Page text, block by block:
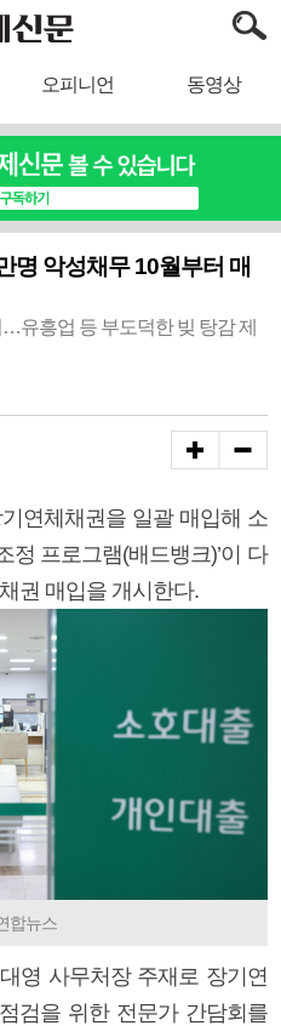
오피니언 동영상
악성채무 10월부터 매
유흥업 등 부도덕한 빚 탕감 제
연체채권을 일괄 매입해 소
정 프로그램(배드뱅크)’이 다
권 매입을 개시한다.
합뉴스
영 사무처장 주재로 장기연
검을 위한 전문가 간담회를